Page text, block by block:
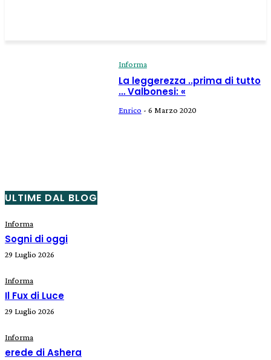
Informa
La leggerezza ..prima di tutto
… Valbonesi: «
Enrico - 6 Marzo 2020
ULTIME DAL BLOG
Informa
Sogni di oggi
29 Luglio 2026
Informa
Il Fux di Luce
29 Luglio 2026
Informa
erede di Ashera